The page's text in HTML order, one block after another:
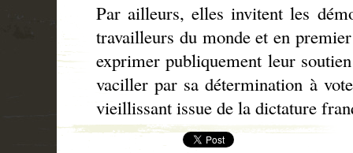
Par ailleurs, elles invitent les
travailleurs du monde et en
exprimer publiquement leur
vaciller par sa détermination à
vieillissant issue de la dictature